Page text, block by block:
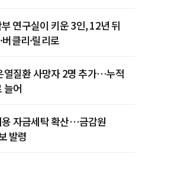
연구실이 키운 3인, 12년 뒤
클리·릴리로
열질환 사망자 2명 추가…누적
늘어
용 자금세탁 확산…금감원
발령